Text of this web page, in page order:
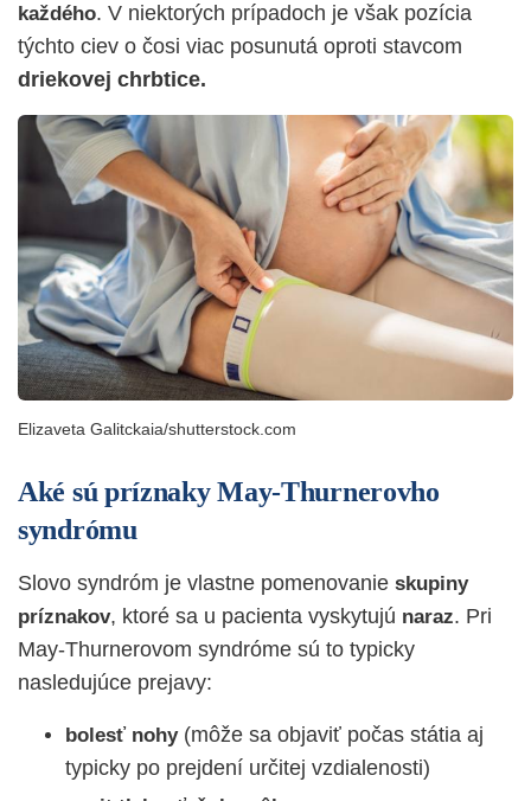
každého. V niektorých prípadoch je však pozícia
týchto ciev o čosi viac posunutá oproti stavcom
driekovej chrbtice.
Elizaveta Galitckaia/shutterstock.com
Aké sú príznaky May-Thurnerovho
syndrómu
Slovo syndróm je vlastne pomenovanie skupiny
príznakov, ktoré sa u pacienta vyskytujú naraz. Pri
May-Thurnerovom syndróme sú to typicky
nasledujúce prejavy:
bolesť nohy(môže sa objaviť počas státia aj
typicky po prejdení určitej vzdialenosti)